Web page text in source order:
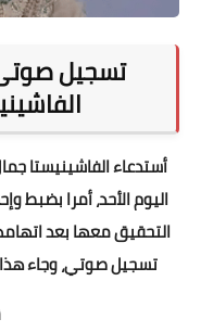
تسجيل
أستدعاء الفاشينيستا
اليوم الأحد، أمرا بضبط
التحقيق معها بعد
تسجيل صوتي، وجاء